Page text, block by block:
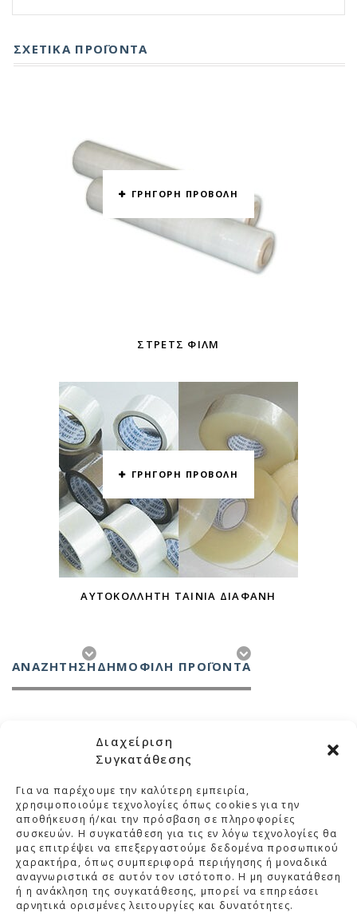
Διαχείριση
Συγκατάθεσης
Για να παρέχουμε την καλύτερη εμπειρία,
χρησιμοποιούμε τεχνολογίες όπως cookies για την
αποθήκευση ή/και την πρόσβαση σε πληροφορίες
συσκευών. Η συγκατάθεση για τις εν λόγω τεχνολογίες θα
μας επιτρέψει να επεξεργαστούμε δεδομένα προσωπικού
χαρακτήρα, όπως συμπεριφορά περιήγησης ή μοναδικά
αναγνωριστικά σε αυτόν τον ιστότοπο. Η μη συγκατάθεση
ή η ανάκληση της συγκατάθεσης, μπορεί να επηρεάσει
αρνητικά ορισμένες λειτουργίες και δυνατότητες.
ΣΧΕΤΙΚΆ ΠΡΟΪΌΝΤΑ
ΓΡΗΓΟΡΗ ΠΡΟΒΟΛΗ
ΣΤΡΕΤΣ ΦΊΛΜ
ΓΡΗΓΟΡΗ ΠΡΟΒΟΛΗ
ΑΥΤΟΚΌΛΛΗΤΗ ΤΑΙΝΊΑ ΔΙΆΦΑΝΗ
ΑΝΑΖΉΤΗΣΗ ΔΗΜΟΦΙΛΗ ΠΡΟΪΟΝΤΑ
ΜΕΛΚΑ
ΚΑΤΗΓΟΡΙΕΣ
ΣΤΟΙΧΕΙΑ ΕΠΙΚΟΙΝΩΝΙΑΣ
ΒΡΕΙΤΕ ΜΑΣ ΣΤΟ ΧΑΡΤΗ